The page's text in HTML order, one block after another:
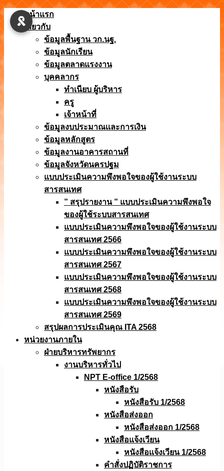
Skip
content
หน้าแรก
เกี่ยวกับ
ข้อมูลพื้นฐาน วก.นฐ.
ข้อมูลนักเรียน
ข้อมูลตลาดแรงงาน
บุคคลากร
ทำเนียบ ผู้บริหาร
ครู
เจ้าหน้าที่
ข้อมูลงบประมาณเเละการเงิน
ข้อมูลหลักสูตร
ข้อมูลงานอาคารสถานที่
ข้อมูลจังหวัดนครปฐม
แบบประเมินความพึงพอใจของผู้ใช้งานระบบ
สารสนเทศ
” สรุปรายงาน ” แบบประเมินความพึงพอใจ
ของผู้ใช้ระบบสารสนเทศ
แบบประเมินความพึงพอใจของผู้ใช้งานระบบ
สารสนเทศ 2566
แบบประเมินความพึงพอใจของผู้ใช้งานระบบ
สารสนเทศ 2567
แบบประเมินความพึงพอใจของผู้ใช้งานระบบ
สารสนเทศ 2568
แบบประเมินความพึงพอใจของผู้ใช้งานระบบ
สารสนเทศ 2569
สรุปผลการประเมินคุณ ITA 2568
หน่วยงานภายใน
ฝ่ายบริหารทรัพยากร
งานบริหารทั่วไป
NPT E-office 1/2568
หนังสือรับ
หนังสือรับ 1/2568
หนังสือส่งออก
หนังสือส่งออก 1/2568
หนังสือแจ้งเวียน
หนังสือเเจ้งเวียน 1/2568
คำสั่งปฏิบัติราชการ